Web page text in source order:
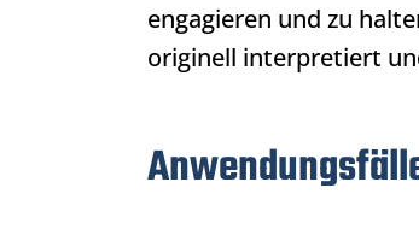
engagieren und zu
originell interpretiert